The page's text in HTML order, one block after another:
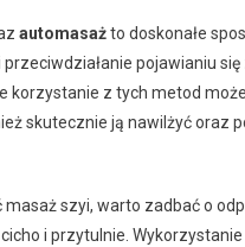
automasażto doskonałe
przeciwdziałanie pojawianiu
korzystanie z tych metod
skutecznie ją nawilżyć oraz
masaż szyi, warto zadbać o
i przytulnie. Wykorzystanie